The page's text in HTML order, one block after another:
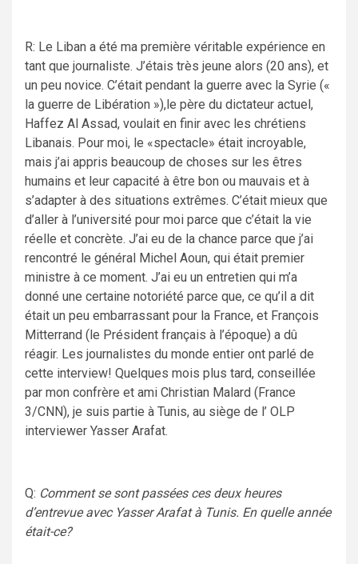
R: Le Liban a été ma première véritable expérience en
tant que journaliste. J’étais très jeune alors (20 ans), et
un peu novice. C’était pendant la guerre avec la Syrie («
la guerre de Libération »),le père du dictateur actuel,
Haffez Al Assad, voulait en finir avec les chrétiens
Libanais. Pour moi, le «spectacle» était incroyable,
mais j’ai appris beaucoup de choses sur les êtres
humains et leur capacité à être bon ou mauvais et à
s’adapter à des situations extrêmes. C’était mieux que
d’aller à l’université pour moi parce que c’était la vie
réelle et concrète. J’ai eu de la chance parce que j’ai
rencontré le général Michel Aoun, qui était premier
ministre à ce moment. J’ai eu un entretien qui m’a
donné une certaine notoriété parce que, ce qu’il a dit
était un peu embarrassant pour la France, et François
Mitterrand (le Président français à l’époque) a dû
réagir. Les journalistes du monde entier ont parlé de
cette interview! Quelques mois plus tard, conseillée
par mon confrère et ami Christian Malard (France
3/CNN), je suis partie à Tunis, au siège de l’ OLP
interviewer Yasser Arafat.
Q: Comment se sont passées ces deux heures
d’entrevue avec Yasser Arafat à Tunis. En quelle année
était-ce?